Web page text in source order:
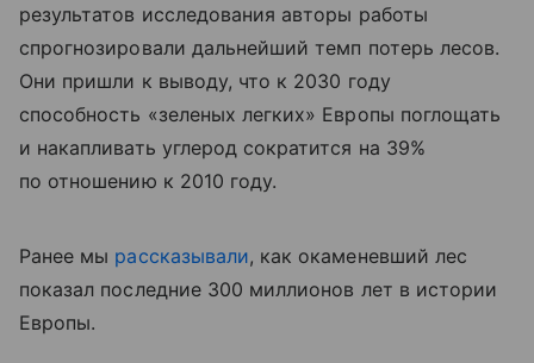
результатов исследования авторы работы
спрогнозировали дальнейший темп потерь лесов.
Они пришли к выводу, что к 2030 году
способность «зеленых легких» Европы поглощать
и накапливать углерод сократится на 39%
по отношению к 2010 году.
Ранее мы рассказывали, как окаменевший лес
показал последние 300 миллионов лет в истории
Европы.